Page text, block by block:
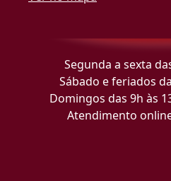
Segunda a sexta
Sábado e feriados
Domingos das 9h às
Atendimento